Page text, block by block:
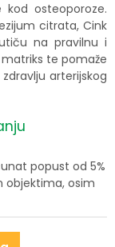
osteoporoze.
citrata, Cink
na pravilnu i
te pomaže
arterijskog
popust od 5%
objektima, osim